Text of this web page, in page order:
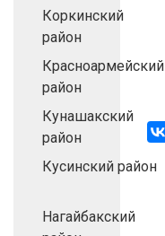
Коркинский
район
Красноармейский
район
Кунашакский
район
Кусинский район
Нагайбакский